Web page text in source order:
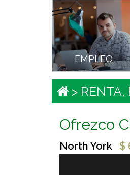
EMPLEO
> RENTA,
Ofrezco
North York $